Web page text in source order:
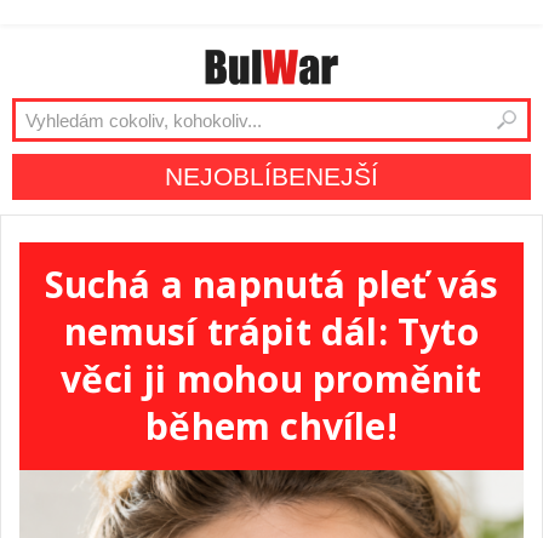
NEJOBLÍBENEJŠÍ
Suchá a napnutá pleť vás
nemusí trápit dál: Tyto
věci ji mohou proměnit
během chvíle!